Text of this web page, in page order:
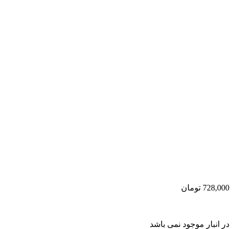
728,000 تومان
در انبار موجود نمی باشد